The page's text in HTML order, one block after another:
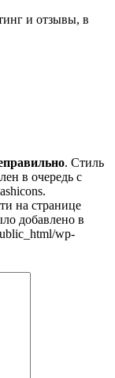
и отзывы, в
. Стиль
в очередь с
на странице
добавлено в
wp-